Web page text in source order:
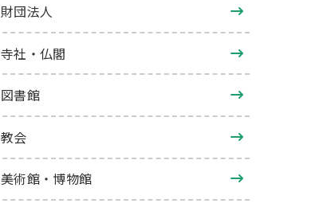
財団法人
寺社・仏閣
図書館
教会
美術館・博物館